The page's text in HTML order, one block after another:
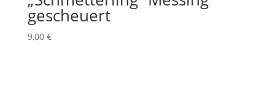
gescheuert
9,00 €